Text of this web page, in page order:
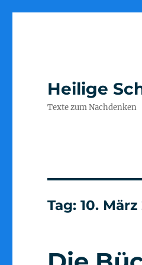
Heilige
Texte zum Nachdenken
Tag:10. März